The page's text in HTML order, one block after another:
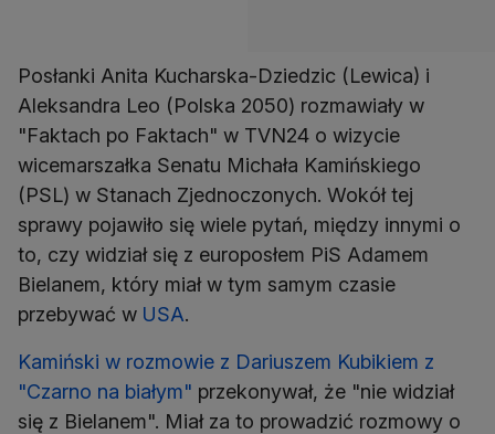
Posłanki Anita Kucharska-Dziedzic (Lewica) i
Aleksandra Leo (Polska 2050) rozmawiały w
"Faktach po Faktach" w TVN24 o wizycie
wicemarszałka Senatu Michała Kamińskiego
(PSL) w Stanach Zjednoczonych. Wokół tej
sprawy pojawiło się wiele pytań, między innymi o
to, czy widział się z europosłem PiS Adamem
Bielanem, który miał w tym samym czasie
przebywać w USA.
Kamiński w rozmowie z Dariuszem Kubikiem z
"Czarno na białym" przekonywał, że "nie widział
się z Bielanem". Miał za to prowadzić rozmowy o